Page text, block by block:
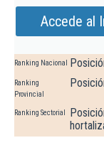
Accede al
Ranking Nacional
Ranking
Provincial
Ranking Sectorial